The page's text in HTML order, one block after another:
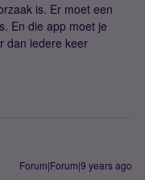
is. Er moet een
En die app moet je
dan iedere keer
Forum|Forum|9 years ago